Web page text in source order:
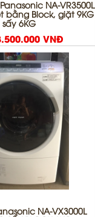
NA-VR3500L
bằng Block, giặt 9KG
sấy 6KG
VNĐ
NA-VX3000L